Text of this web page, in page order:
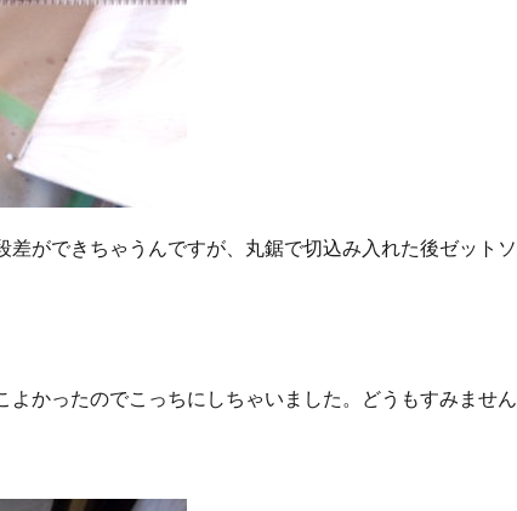
ができちゃうんですが、丸鋸で切込み入れた後ゼットソ
かったのでこっちにしちゃいました。どうもすみません